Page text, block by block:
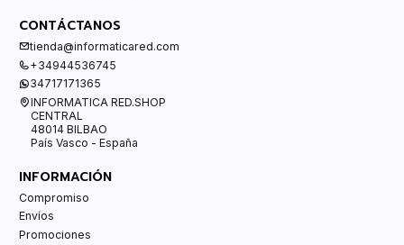
CONTÁCTANOS
tienda@informaticared.com
+34944536745
34717171365
INFORMATICA RED.SHOP
CENTRAL
48014 BILBAO
País Vasco - España
INFORMACIÓN
Compromiso
Envíos
Promociones